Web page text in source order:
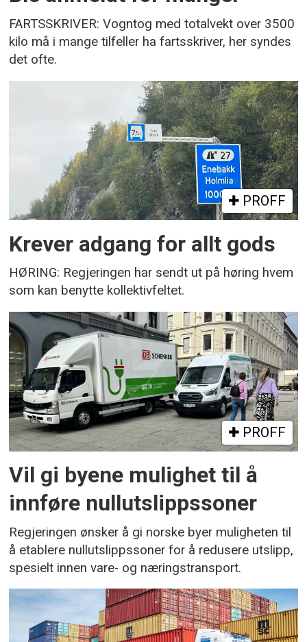
FARTSSKRIVER: Vogntog med totalvekt over 3500
kilo må i mange tilfeller ha fartsskriver, her syndes
det ofte.
PROFF
Krever adgang for allt gods
HØRING: Regjeringen har sendt ut på høring hvem
som kan benytte kollektivfeltet.
PROFF
Vil gi byene mulighet til å
innføre nullutslippssoner
Regjeringen ønsker å gi norske byer muligheten til
å etablere nullutslippssoner for å redusere utslipp,
spesielt innen vare- og næringstransport.